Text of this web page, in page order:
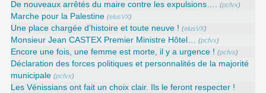
De nouveaux arrêtés du maire contre les expulsions…. (pcfvx)
Marche pour la Palestine (elusVX)
Une place chargée d’histoire et toute neuve ! (elusVX)
Monsieur Jean CASTEX Premier Ministre Hôtel… (pcfvx)
Encore une fois, une femme est morte, il y a urgence ! (pcfvx)
Déclaration des forces politiques et personnalités de la majorité
municipale (pcfvx)
Les Vénissians ont fait un choix clair. Ils le feront respecter !